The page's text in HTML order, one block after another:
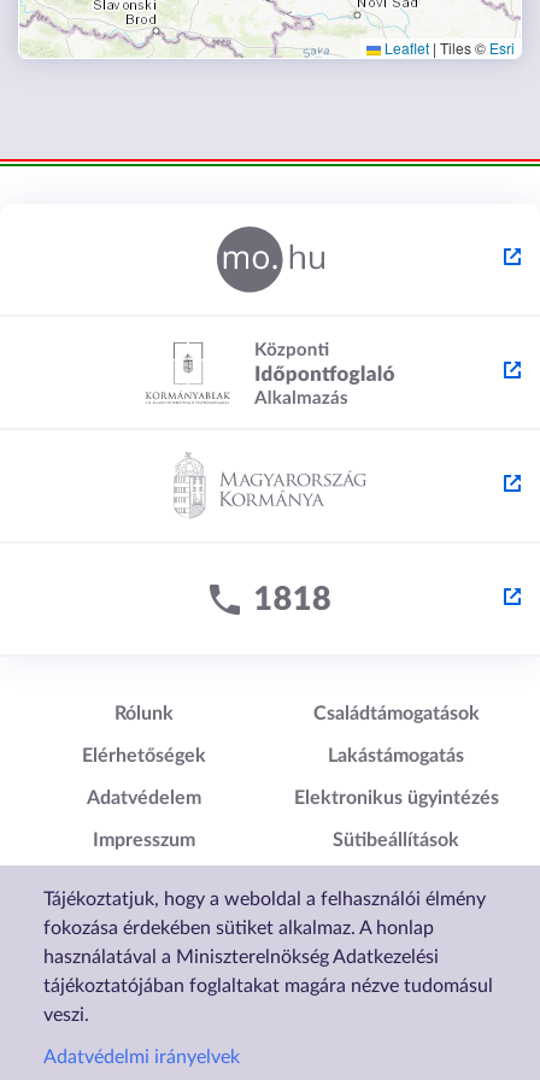
Tájékoztatjuk, hogy a weboldal a felhasználói élmény
fokozása érdekében sütiket alkalmaz. A honlap
használatával a Miniszterelnökség Adatkezelési
tájékoztatójában foglaltakat magára nézve tudomásul
veszi.
Adatvédelmi irányelvek
Leaflet | Tiles © Esri
Lábléc1
Rólunk
Elérhetőségek
Adatvédelem
Impresszum
Nyilatkozat
Lábléc2
Családtámogatások
Lakástámogatás
Elektronikus ügyintézés
Sütibeállítások